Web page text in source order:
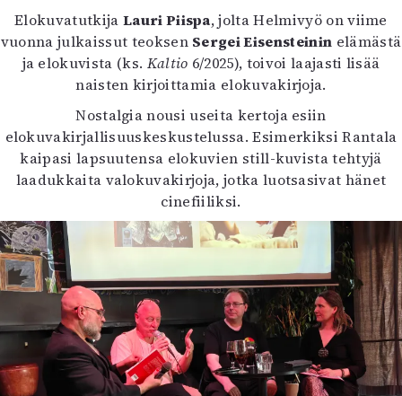
Elokuvatutkija Lauri Piispa, jolta Helmivyö on viime
vuonna julkaissut teoksen Sergei Eisensteinin elämästä
ja elokuvista (ks. Kaltio 6/2025), toivoi laajasti lisää
naisten kirjoittamia elokuvakirjoja.
Nostalgia nousi useita kertoja esiin
elokuvakirjallisuuskeskustelussa. Esimerkiksi Rantala
kaipasi lapsuutensa elokuvien still-kuvista tehtyjä
laadukkaita valokuvakirjoja, jotka luotsasivat hänet
cinefiiliksi.